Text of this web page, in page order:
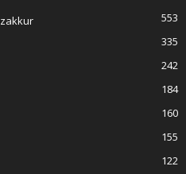
553
335
242
184
160
155
122